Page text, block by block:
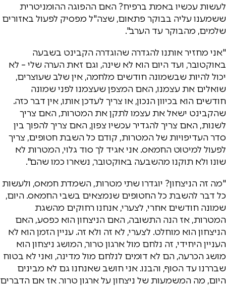
לעשות עכשיו באמת ברפיח? האם ההפוגה ההומניטרית
ששמענו עליה בבוקר פתאום, שצה"ל מפסיק לפעול באזורים
שלמים, מהבוקר עד הערב".
"אני מחזיר אותנו להגדרה שהוגדרה הקבינט בשבעה
באוקטובר, ועד היום הוא לא שינה, וגם זאת הערה שלי – לא
יכול להיות שבשמונה חודשים מלחמה, אין שלב שעוצרים,
שואלים את עצמנו, האם המצפן שעצמנו לפני שמונה
חודשים הוא בכיוון הנכון, או צריך לעדכן אותו, אין דבר כזה.
שהקבינט ישאל את עצמו לתקן את המטרות, האם צריך
לשנות, האם צריך להגדיר עכשיו צפון, האם צריך להפוך בין
סדר העדיפויות של המטרות, קודם כל השבת חטופים, צריך
לפעול למיטוט החמאס. אני אגיד לך סוד גלוי, המטרות לא
שונו ולא תוקנו מהשבעה באוקטובר, נשארו כמו שהם".
"מה זה הניצחון? יוגדרו שתי מטרות, השמדת חמאס, ולעשות
כל דבר להשבת כל החטופים שנמצאים בשבי החמאס. היום,
שמונה חודשים אחרי, לצערי, אנחנו רחוקים מהשגת
המטרות, אז הנה התשובה, האם הניצחון הוא כפסע, האם
הניצחון הוא מוחלט. לצערי, לא זה ולא זה. עניין הזמן הוא לא
העניין היחידי, זה נלחם מול ארגון טרור, המושג ניצחון הוא
מושג הכרעה, הם לא דומים לנלחם מול מדינה, ואני לא בטוח
שבררנו עד הסוף, והבנו. אני חושב שאנחנו גם לא מבינים
היום, מה המשמעות של ניצחון על ארגון טרור. אז אם הדברים